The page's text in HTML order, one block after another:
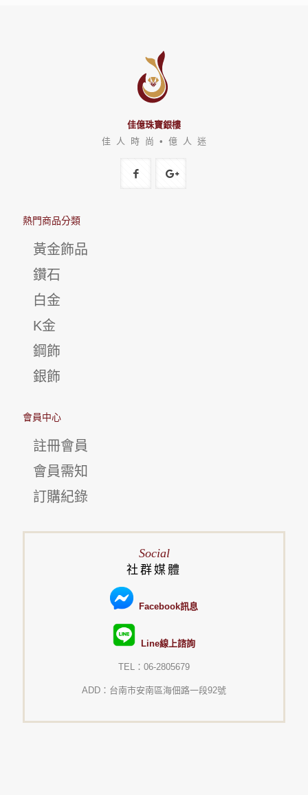
佳億珠寶銀樓
佳 人 時 尚 • 億 人 迷
熱門商品分類
黃金飾品
鑽石
白金
K金
鋼飾
銀飾
會員中心
註冊會員
會員需知
訂購紀錄
Social
社群媒體
Facebook訊息
Line線上諮詢
TEL：06-2805679
ADD：台南市安南區海佃路一段92號